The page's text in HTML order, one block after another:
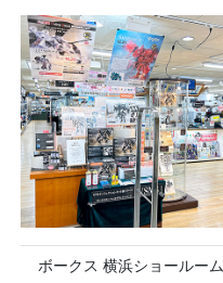
ボークス 横浜ショールーム